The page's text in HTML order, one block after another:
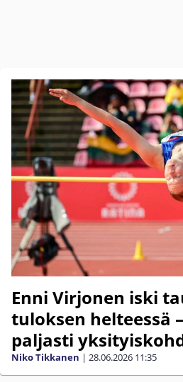
Enni Virjonen iski
tuloksen helteessä
paljasti
Niko Tikkanen | 28.06.2026 11:35